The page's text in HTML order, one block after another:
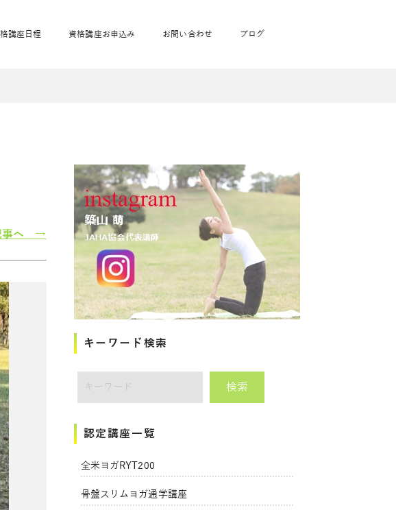
ビーマッサージ通学
ママピラティス通学
リトル＆キッズヨガ通信
ビーチャクラマッサージ
講座日程 資格講座お申込み お問い合わせ ブログ
事へ →
キーワード検索
検索
認定講座一覧
全米ヨガRYT200
骨盤スリムヨガ通学講座